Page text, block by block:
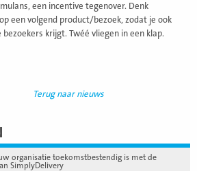
een incentive tegenover. Denk
een volgend product/bezoek, zodat je ook
krijgt. Twéé vliegen in een klap.
Terug naar nieuws
organisatie toekomstbestendig is met de
SimplyDelivery